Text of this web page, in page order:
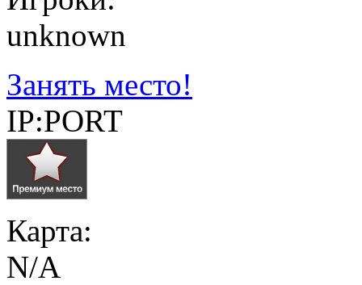
unknown
Занять место!
IP:PORT
Карта:
N/A